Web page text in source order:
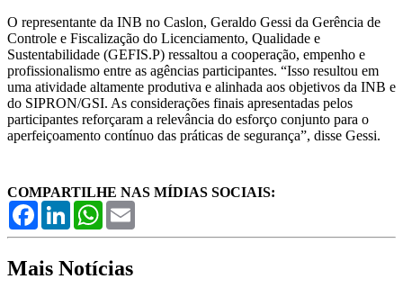
O representante da INB no Caslon, Geraldo Gessi da Gerência de
Controle e Fiscalização do Licenciamento, Qualidade e
Sustentabilidade (GEFIS.P) ressaltou a cooperação, empenho e
profissionalismo entre as agências participantes. “Isso resultou em
uma atividade altamente produtiva e alinhada aos objetivos da INB e
do SIPRON/GSI. As considerações finais apresentadas pelos
participantes reforçaram a relevância do esforço conjunto para o
aperfeiçoamento contínuo das práticas de segurança”, disse Gessi.
COMPARTILHE NAS MÍDIAS SOCIAIS:
FacebookLinkedInWhatsApp
Mais Notícias